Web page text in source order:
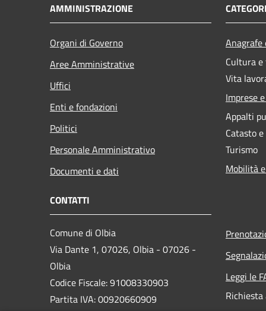
AMMINISTRAZIONE
Organi di Governo
Aree Amministrative
Uffici
Enti e fondazioni
Politici
Personale Amministrativo
Documenti e dati
Cultura
Vita
Imprese
Appalti
Catasto
Turismo
Mobilità
CONTATTI
Comune di Olbia
Via Dante 1, 07026, Olbia - 07026 -
Olbia
Codice Fiscale: 91008330903
Partita IVA: 00920660909
Leggi le